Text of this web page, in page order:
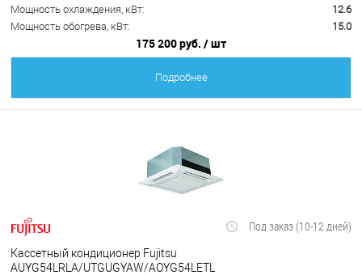
Мощность охлаждения, кВт:
12.6
Мощность обогрева, кВт:
15.0
175 200 руб. / шт
Подробнее
Под заказ (10-12 дней)
Кассетный кондиционер Fujitsu
AUYG54LRLA/UTGUGYAW/AOYG54LETL